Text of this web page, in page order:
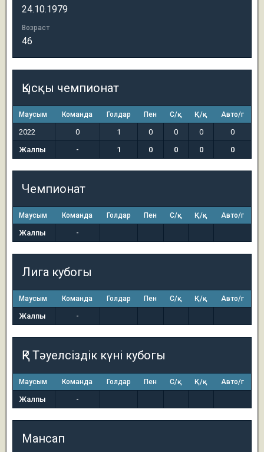
24.10.1979
Возраст
46
Қысқы чемпионат
Маусым Команда Голдар Пен С/қ Қ/қ Авто/г
2022 0 1 0 0 0
0
Жалпы
- 1 0 0 0 0
Чемпионат
Маусым Команда Голдар Пен С/қ Қ/қ Авто/г
Жалпы -
Лига кубогы
Маусым Команда Голдар Пен С/қ Қ/қ Авто/г
Жалпы -
ҚР Тәуелсіздік күні кубогы
Маусым Команда Голдар Пен С/қ Қ/қ Авто/г
Жалпы -
Мансап